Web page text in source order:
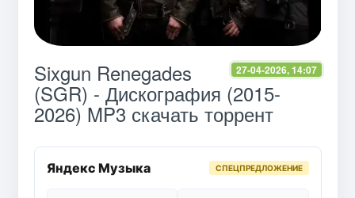
27-04-2026, 14:07
Sixgun Renegades
(SGR) - Дискография (2015-
2026) MP3 скачать торрент
Яндекс Музыка СПЕЦПРЕДЛОЖЕНИЕ